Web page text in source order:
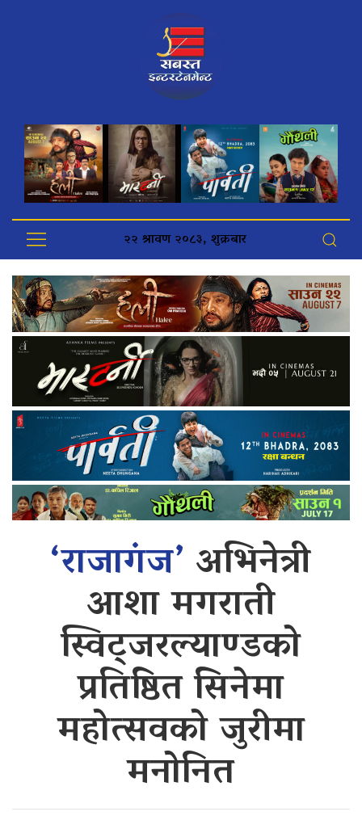
२२ श्रावण २०८३, शुक्रबार
‘राजागंज’ अभिनेत्री
आशा मगराती
स्विट्जरल्याण्डको
प्रतिष्ठित सिनेमा
महोत्सवको जुरीमा
मनोनित